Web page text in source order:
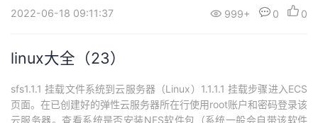
-linux，删除...
2022-06-18 09:11:37 999+ 0 0
linux大全（23）
sfs1.1.1 挂载文件系统到云服务器（Linux）1.1.1.1 挂载步骤进入ECS
页面。在已创建好的弹性云服务器所在行使用root账户和密码登录该
云服务器。查看系统是否安装NFS软件包（系统一般会自带该软件